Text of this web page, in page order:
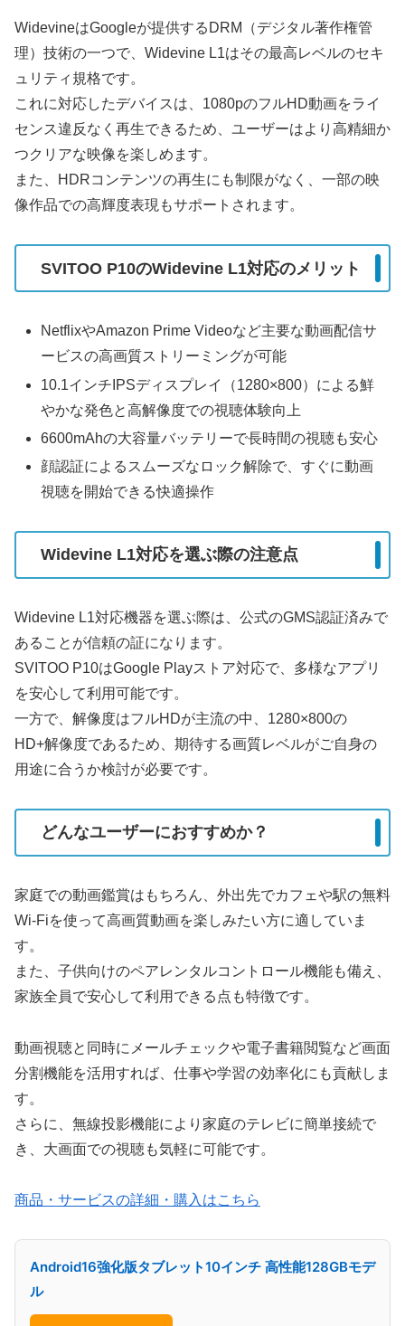
WidevineはGoogleが提供するDRM（デジタル著作権管
理）技術の一つで、Widevine L1はその最高レベルのセキ
ュリティ規格です。
これに対応したデバイスは、1080pのフルHD動画をライ
センス違反なく再生できるため、ユーザーはより高精細か
つクリアな映像を楽しめます。
また、HDRコンテンツの再生にも制限がなく、一部の映
像作品での高輝度表現もサポートされます。
SVITOO P10のWidevine L1対応のメリット
NetflixやAmazon Prime Videoなど主要な動画配信サ
ービスの高画質ストリーミングが可能
10.1インチIPSディスプレイ（1280×800）による鮮
やかな発色と高解像度での視聴体験向上
6600mAhの大容量バッテリーで長時間の視聴も安心
顔認証によるスムーズなロック解除で、すぐに動画
視聴を開始できる快適操作
Widevine L1対応を選ぶ際の注意点
Widevine L1対応機器を選ぶ際は、公式のGMS認証済みで
あることが信頼の証になります。
SVITOO P10はGoogle Playストア対応で、多様なアプリ
を安心して利用可能です。
一方で、解像度はフルHDが主流の中、1280×800の
HD+解像度であるため、期待する画質レベルがご自身の
用途に合うか検討が必要です。
どんなユーザーにおすすめか？
家庭での動画鑑賞はもちろん、外出先でカフェや駅の無料
Wi-Fiを使って高画質動画を楽しみたい方に適していま
す。
また、子供向けのペアレンタルコントロール機能も備え、
家族全員で安心して利用できる点も特徴です。
動画視聴と同時にメールチェックや電子書籍閲覧など画面
分割機能を活用すれば、仕事や学習の効率化にも貢献しま
す。
さらに、無線投影機能により家庭のテレビに簡単接続で
き、大画面での視聴も気軽に可能です。
商品・サービスの詳細・購入はこちら
Android16強化版タブレット10インチ 高性能128GBモデ
ル